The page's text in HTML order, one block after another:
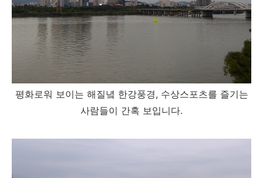
평화로워 보이는 해질녘 한강풍경, 수상스포츠를 즐기는
사람들이 간혹 보입니다.